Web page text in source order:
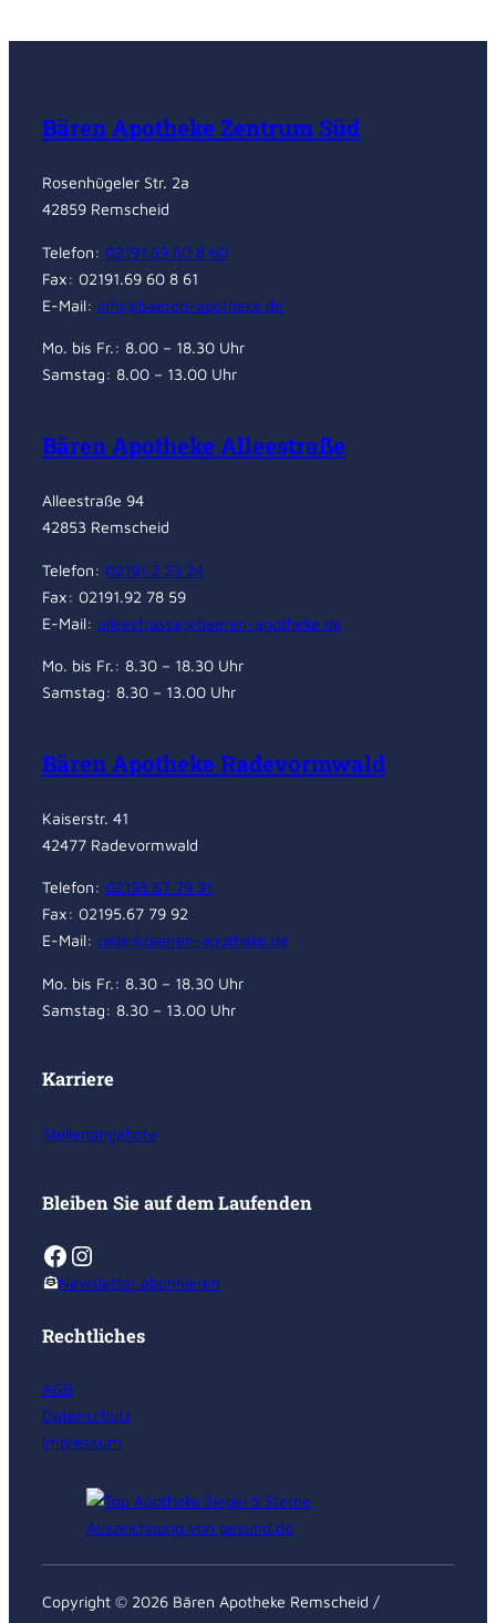
Bären Apotheke Zentrum Süd
Rosenhügeler Str. 2a
42859 Remscheid
Telefon: 02191.69 60 8 60
Fax: 02191.69 60 8 61
E-Mail: info@baeren-apotheke.de
Mo. bis Fr.: 8.00 – 18.30 Uhr
Samstag: 8.00 – 13.00 Uhr
Bären Apotheke Alleestraße
Alleestraße 94
42853 Remscheid
Telefon: 02191.2 23 24
Fax: 02191.92 78 59
E-Mail: alleestrasse@baeren-apotheke.de
Mo. bis Fr.: 8.30 – 18.30 Uhr
Samstag: 8.30 – 13.00 Uhr
Bären Apotheke Radevormwald
Kaiserstr. 41
42477 Radevormwald
Telefon: 02195.67 79 91
Fax: 02195.67 79 92
E-Mail: rade@baeren-apotheke.de
Mo. bis Fr.: 8.30 – 18.30 Uhr
Samstag: 8.30 – 13.00 Uhr
Karriere
Stellenangebote
Bleiben Sie auf dem Laufenden
Facebook
Instagram
Newsletter abonnieren
Rechtliches
AGB
Datenschutz
Impressum
Copyright © 2026 Bären Apotheke Remscheid /